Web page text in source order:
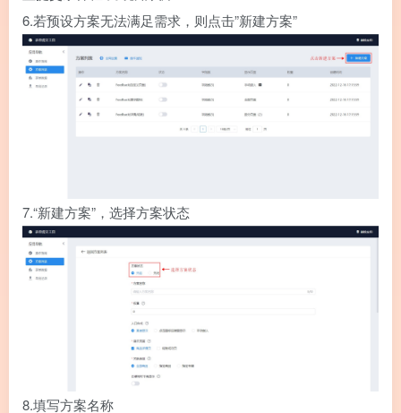
6.若预设方案无法满足需求，则点击”新建方案”
7.“新建方案”，选择方案状态
8.填写方案名称